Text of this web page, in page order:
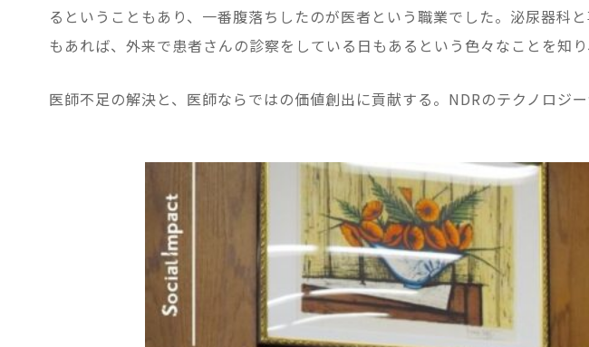
るということもあり、一番腹落ちしたのが医者という職業でした。泌尿器科
もあれば、外来で患者さんの診察をしている日もあるという色々なことを知
医師不足の解決と、医師ならではの価値創出に貢献する。NDRのテクノロジー